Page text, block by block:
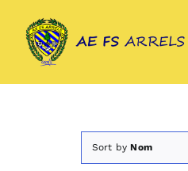
content
Sort byNom